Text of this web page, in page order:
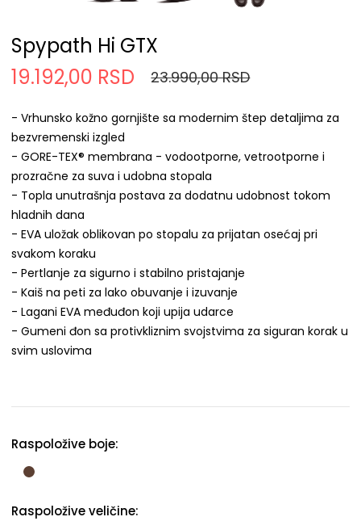
Spypath Hi GTX
19.192,00 RSD
23.990,00 RSD
- Vrhunsko kožno gornjište sa modernim štep detaljima za
bezvremenski izgled
- GORE-TEX® membrana - vodootporne, vetrootporne i
prozračne za suva i udobna stopala
- Topla unutrašnja postava za dodatnu udobnost tokom
hladnih dana
- EVA uložak oblikovan po stopalu za prijatan osećaj pri
svakom koraku
- Pertlanje za sigurno i stabilno pristajanje
- Kaiš na peti za lako obuvanje i izuvanje
- Lagani EVA međuđon koji upija udarce
- Gumeni đon sa protivkliznim svojstvima za siguran korak u
svim uslovima
Raspoložive boje:
Raspoložive veličine: